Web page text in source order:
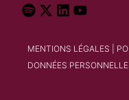
MENTIONS LÉGALES
DONNÉES